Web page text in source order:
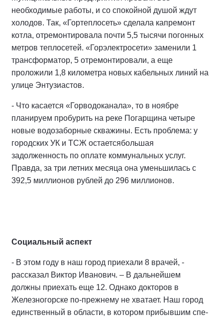
необходимые работы, и со спокойной душой ждут
холодов. Так, «Гортеплосеть» сделала капремонт
котла, отремонтировала почти 5,5 ты­сячи погонных
метров теплосетей. «Горэлектросети» заменили 1
транс­форматор, 5 отремонтировали, а еще
проложили 1,8 километра новых ка­бельных линий на
улице Энтузиастов.
- Что касается «Горводоканала», то в ноябре
планируем пробурить на реке Погарщина четыре
новые во­дозаборные скважины. Есть пробле­ма: у
городских УК и ТСЖ остаетсябольшая
задолженность по оплате коммунальных услуг.
Правда, за три летних месяца она уменьшилась с
392,5 миллионов рублей до 296 миллионов.
Социальный аспект
- В этом году в наш город приехали 8 врачей, -
рассказал Виктор Ива­нович. – В дальнейшем
должны приехать еще 12. Однако докторов в
Железногорске по-прежнему не хватает. Наш город
единственный в области, в котором прибывшим спе­